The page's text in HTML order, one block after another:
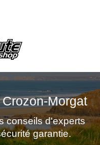
Morgat
conseils d'experts
garantie.